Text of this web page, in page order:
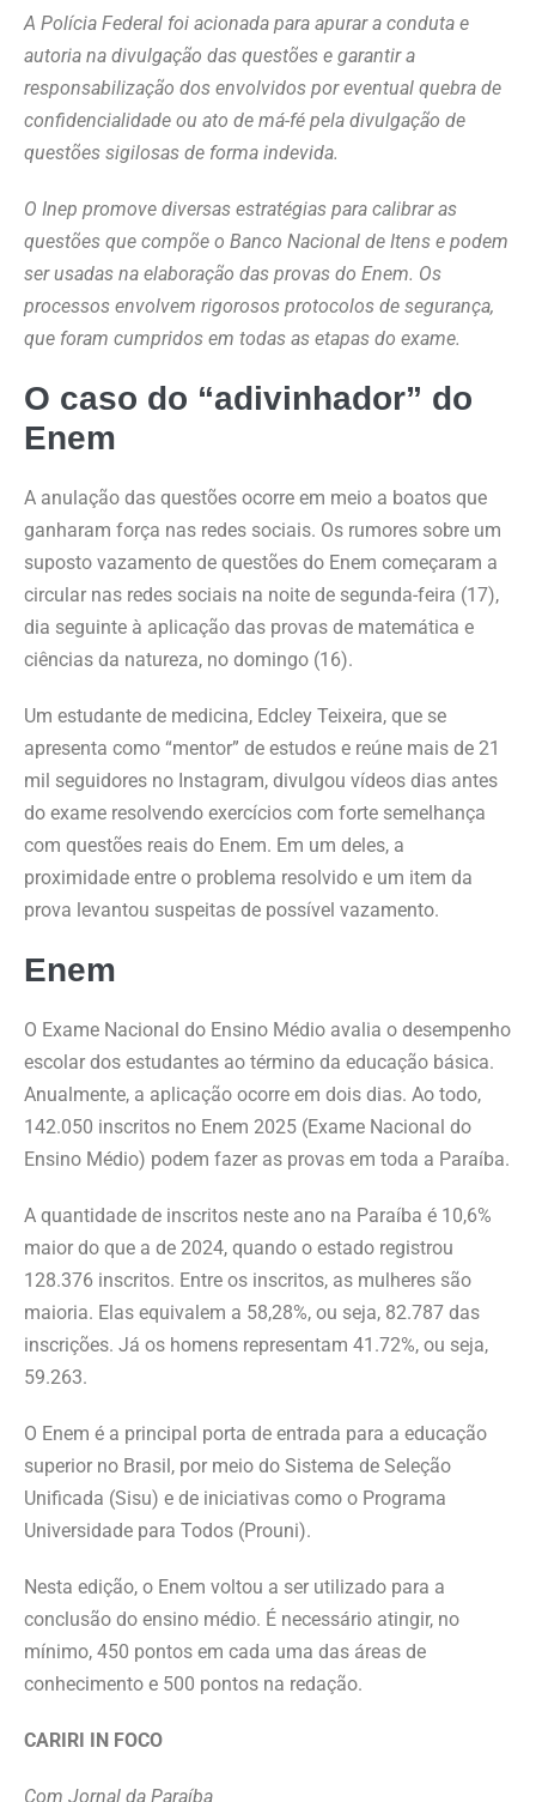
A Polícia Federal foi acionada para apurar a conduta e
autoria na divulgação das questões e garantir a
responsabilização dos envolvidos por eventual quebra de
confidencialidade ou ato de má-fé pela divulgação de
questões sigilosas de forma indevida.
O Inep promove diversas estratégias para calibrar as
questões que compõe o Banco Nacional de Itens e podem
ser usadas na elaboração das provas do Enem. Os
processos envolvem rigorosos protocolos de segurança,
que foram cumpridos em todas as etapas do exame.
O caso do “adivinhador” do
Enem
A anulação das questões ocorre em meio a boatos que
ganharam força nas redes sociais. Os rumores sobre um
suposto vazamento de questões do Enem começaram a
circular nas redes sociais na noite de segunda-feira (17),
dia seguinte à aplicação das provas de matemática e
ciências da natureza, no domingo (16).
Um estudante de medicina, Edcley Teixeira, que se
apresenta como “mentor” de estudos e reúne mais de 21
mil seguidores no Instagram, divulgou vídeos dias antes
do exame resolvendo exercícios com forte semelhança
com questões reais do Enem. Em um deles, a
proximidade entre o problema resolvido e um item da
prova levantou suspeitas de possível vazamento.
Enem
O Exame Nacional do Ensino Médio avalia o desempenho
escolar dos estudantes ao término da educação básica.
Anualmente, a aplicação ocorre em dois dias. Ao todo,
142.050 inscritos no Enem 2025 (Exame Nacional do
Ensino Médio) podem fazer as provas em toda a Paraíba.
A quantidade de inscritos neste ano na Paraíba é 10,6%
maior do que a de 2024, quando o estado registrou
128.376 inscritos. Entre os inscritos, as mulheres são
maioria. Elas equivalem a 58,28%, ou seja, 82.787 das
inscrições. Já os homens representam 41.72%, ou seja,
59.263.
O Enem é a principal porta de entrada para a educação
superior no Brasil, por meio do Sistema de Seleção
Unificada (Sisu) e de iniciativas como o Programa
Universidade para Todos (Prouni).
Nesta edição, o Enem voltou a ser utilizado para a
conclusão do ensino médio. É necessário atingir, no
mínimo, 450 pontos em cada uma das áreas de
conhecimento e 500 pontos na redação.
CARIRI IN FOCO
Com Jornal da Paraíba